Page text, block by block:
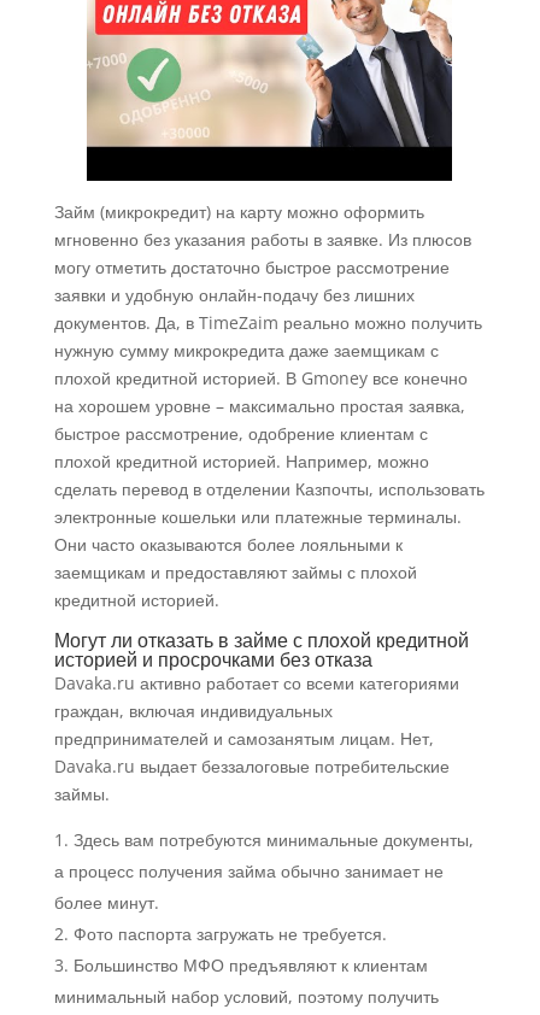
Займ (микрокредит) на карту можно оформить
мгновенно без указания работы в заявке. Из плюсов
могу отметить достаточно быстрое рассмотрение
заявки и удобную онлайн-подачу без лишних
документов. Да, в TimeZaim реально можно получить
нужную сумму микрокредита даже заемщикам с
плохой кредитной историей. В Gmoney все конечно
на хорошем уровне – максимально простая заявка,
быстрое рассмотрение, одобрение клиентам с
плохой кредитной историей. Например, можно
сделать перевод в отделении Казпочты, использовать
электронные кошельки или платежные терминалы.
Они часто оказываются более лояльными к
заемщикам и предоставляют займы с плохой
кредитной историей.
Могут ли отказать в займе с плохой кредитной
историей и просрочками без отказа
Davaka.ru активно работает со всеми категориями
граждан, включая индивидуальных
предпринимателей и самозанятым лицам. Нет,
Davaka.ru выдает беззалоговые потребительские
займы.
Здесь вам потребуются минимальные документы,
а процесс получения займа обычно занимает не
более минут.
Фото паспорта загружать не требуется.
Большинство МФО предъявляют к клиентам
минимальный набор условий, поэтому получить